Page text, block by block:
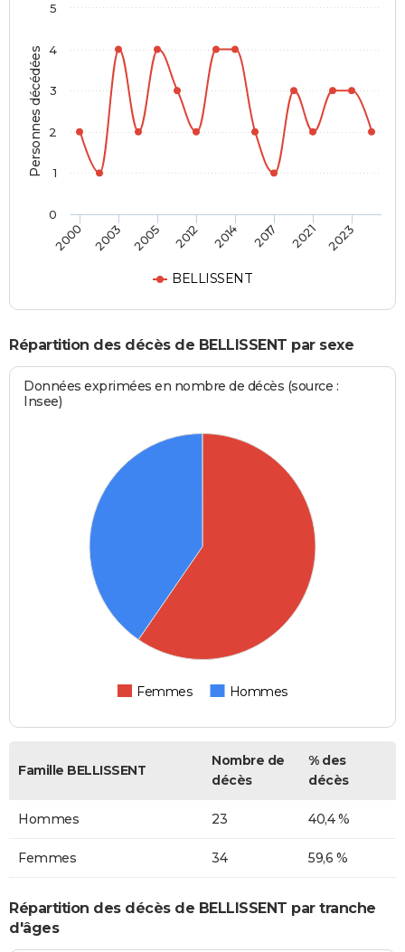
Personnes décédées
BELLISSENT
2000 2003 2005 2012 2014 2017 2021 2023
0
1
2
3
4
5
Répartition des décès de BELLISSENT par sexe
Données exprimées en nombre de décès (source :
Insee)
Femmes Hommes
Famille BELLISSENT
Nombre de
décès
% des
décès
Hommes 23 40,4 %
Femmes 34 59,6 %
Répartition des décès de BELLISSENT par tranche
d'âges